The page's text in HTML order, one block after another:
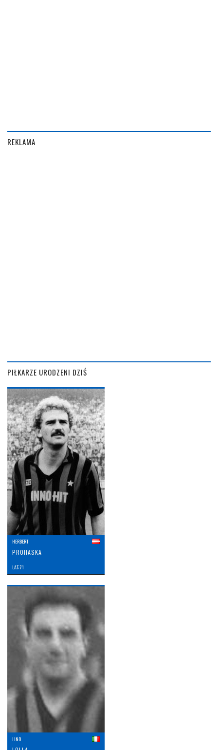
REKLAMA
PIŁKARZE URODZENI DZIŚ
HERBERT
PROHASKA
LAT: 71
LINO